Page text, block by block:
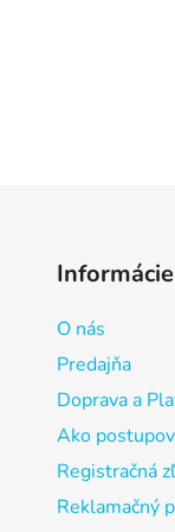
O nás
Predajňa
Doprava a
Ako
Registračná
Reklamačný